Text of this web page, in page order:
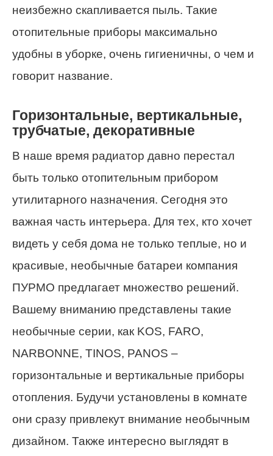
неизбежно скапливается пыль. Такие
отопительные приборы максимально
удобны в уборке, очень гигиеничны, о чем и
говорит название.
Горизонтальные, вертикальные,
трубчатые, декоративные
В наше время радиатор давно перестал
быть только отопительным прибором
утилитарного назначения. Сегодня это
важная часть интерьера. Для тех, кто хочет
видеть у себя дома не только теплые, но и
красивые, необычные батареи компания
ПУРМО предлагает множество решений.
Вашему вниманию представлены такие
необычные серии, как KOS, FARO,
NARBONNE, TINOS, PANOS –
горизонтальные и вертикальные приборы
отопления. Будучи установлены в комнате
они сразу привлекут внимание необычным
дизайном. Также интересно выглядят в